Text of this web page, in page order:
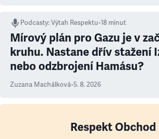
Podcasty:Výtah Respektu•18 minut
Mírový plán pro Gazu je v
kruhu. Nastane dřív stažení
nebo odzbrojení Hamásu?
Zuzana Machálková•5. 8. 2026
Respekt Obchod